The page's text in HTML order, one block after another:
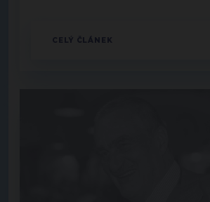
CELÝ ČLÁNEK